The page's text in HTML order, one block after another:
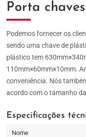
Porta chaves
Podemos fornecer os
sendo uma chave de
plástico tem
110mm×60mm×10mm.
conveniência. Nós
acordo com o tamanho
Especificações
Nome